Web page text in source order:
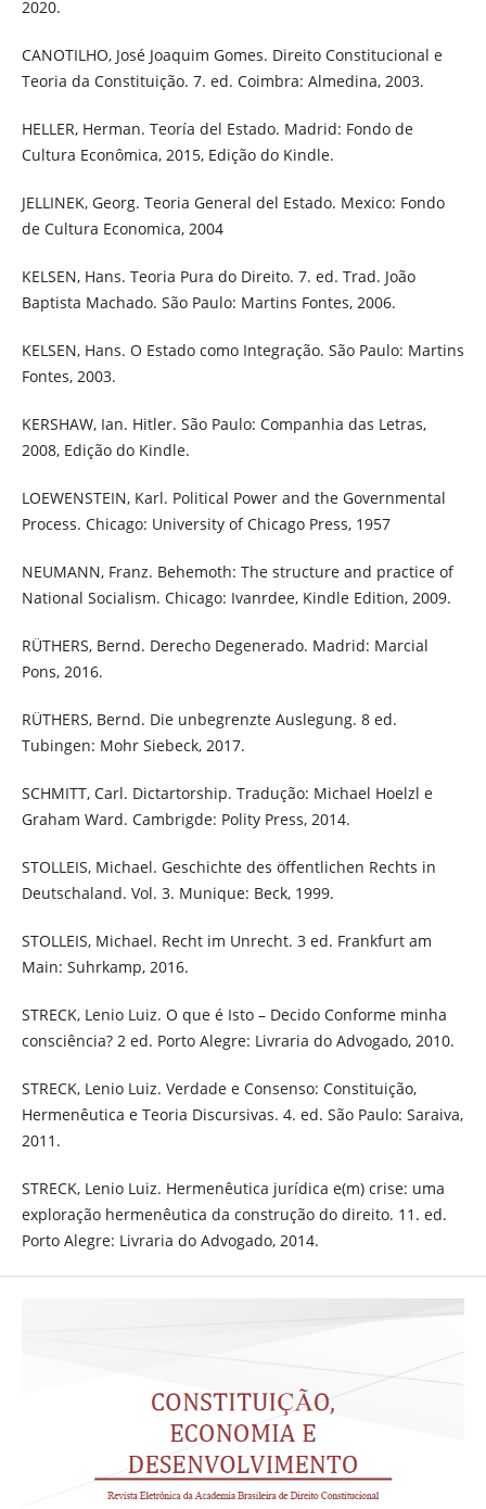
2020.
CANOTILHO, José Joaquim Gomes. Direito Constitucional e
Teoria da Constituição. 7. ed. Coimbra: Almedina, 2003.
HELLER, Herman. Teoría del Estado. Madrid: Fondo de
Cultura Econômica, 2015, Edição do Kindle.
JELLINEK, Georg. Teoria General del Estado. Mexico: Fondo
de Cultura Economica, 2004
KELSEN, Hans. Teoria Pura do Direito. 7. ed. Trad. João
Baptista Machado. São Paulo: Martins Fontes, 2006.
KELSEN, Hans. O Estado como Integração. São Paulo: Martins
Fontes, 2003.
KERSHAW, Ian. Hitler. São Paulo: Companhia das Letras,
2008, Edição do Kindle.
LOEWENSTEIN, Karl. Political Power and the Governmental
Process. Chicago: University of Chicago Press, 1957
NEUMANN, Franz. Behemoth: The structure and practice of
National Socialism. Chicago: Ivanrdee, Kindle Edition, 2009.
RÜTHERS, Bernd. Derecho Degenerado. Madrid: Marcial
Pons, 2016.
RÜTHERS, Bernd. Die unbegrenzte Auslegung. 8 ed.
Tubingen: Mohr Siebeck, 2017.
SCHMITT, Carl. Dictartorship. Tradução: Michael Hoelzl e
Graham Ward. Cambrigde: Polity Press, 2014.
STOLLEIS, Michael. Geschichte des öffentlichen Rechts in
Deutschaland. Vol. 3. Munique: Beck, 1999.
STOLLEIS, Michael. Recht im Unrecht. 3 ed. Frankfurt am
Main: Suhrkamp, 2016.
STRECK, Lenio Luiz. O que é Isto – Decido Conforme minha
consciência? 2 ed. Porto Alegre: Livraria do Advogado, 2010.
STRECK, Lenio Luiz. Verdade e Consenso: Constituição,
Hermenêutica e Teoria Discursivas. 4. ed. São Paulo: Saraiva,
2011.
STRECK, Lenio Luiz. Hermenêutica jurídica e(m) crise: uma
exploração hermenêutica da construção do direito. 11. ed.
Porto Alegre: Livraria do Advogado, 2014.